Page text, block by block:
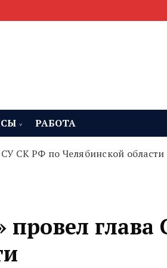
РАБОТА
СК РФ по Челябинской области
глава